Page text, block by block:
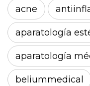
acne
aparatología
aparatología
beliummedical